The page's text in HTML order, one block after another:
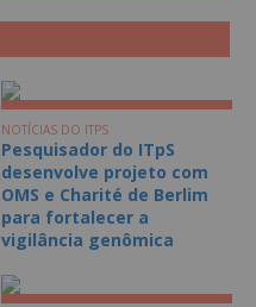
NOTÍCIAS DO ITPS
Pesquisador do ITpS
desenvolve projeto com
OMS e Charité de Berlim
para fortalecer a
vigilância genômica